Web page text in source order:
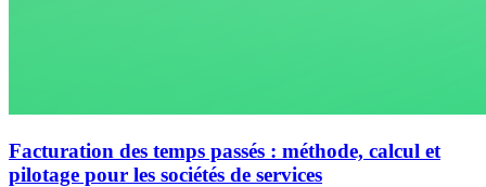
Facturation des temps passés : méthode, calcul et
pilotage pour les sociétés de services